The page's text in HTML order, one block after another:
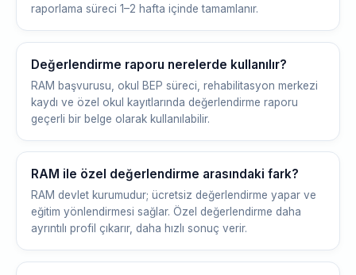
raporlama süreci 1–2 hafta içinde tamamlanır.
Değerlendirme raporu nerelerde kullanılır?
RAM başvurusu, okul BEP süreci, rehabilitasyon merkezi
kaydı ve özel okul kayıtlarında değerlendirme raporu
geçerli bir belge olarak kullanılabilir.
RAM ile özel değerlendirme arasındaki fark?
RAM devlet kurumudur; ücretsiz değerlendirme yapar ve
eğitim yönlendirmesi sağlar. Özel değerlendirme daha
ayrıntılı profil çıkarır, daha hızlı sonuç verir.